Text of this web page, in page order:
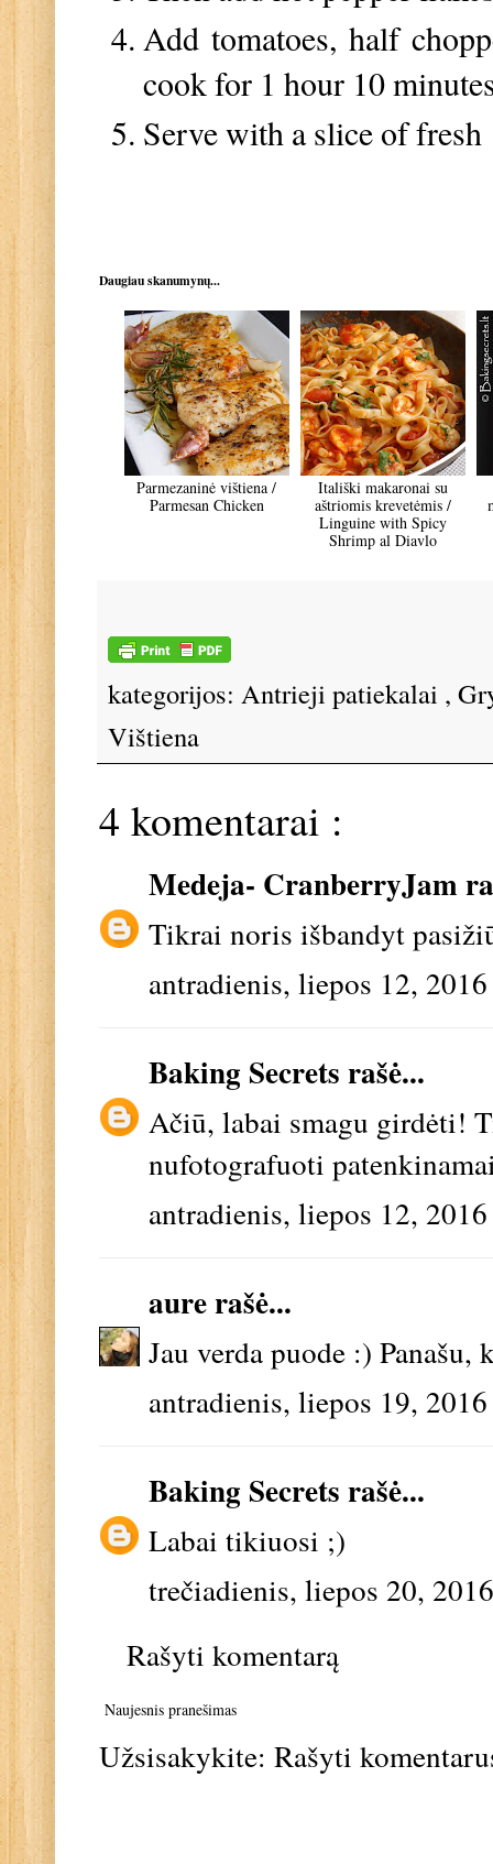
Add tomatoes, half
cook for 1 hour 10
Serve with a slice of
Daugiau skanumynų...
Parmezaninė vištiena /
Parmesan Chicken
Itališki makaronai su
aštriomis krevetėmis /
Linguine with Spicy
Shrimp al Diavlo
kategorijos: Antrieji patiekalai ,
Vištiena
4 komentarai :
Medeja- CranberryJam
Tikrai noris išbandyt
antradienis, liepos 12, 2016
Baking Secrets rašė...
Ačiū, labai smagu girdėti!
nufotografuoti
antradienis, liepos 12, 2016
aurerašė...
Jau verda puode :)
antradienis, liepos 19, 2016
Baking Secrets rašė...
Labai tikiuosi ;)
trečiadienis, liepos 20, 2016
Rašyti komentarą
Naujesnis pranešimas
Užsisakykite: Rašyti